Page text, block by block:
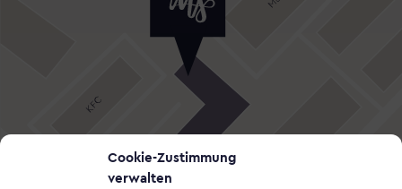
Cookie-Zustimmung
verwalten